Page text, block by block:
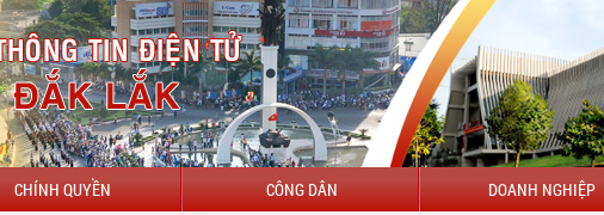
CHÍNH QUYỀN CÔNG DÂN DOANH NGHIỆP